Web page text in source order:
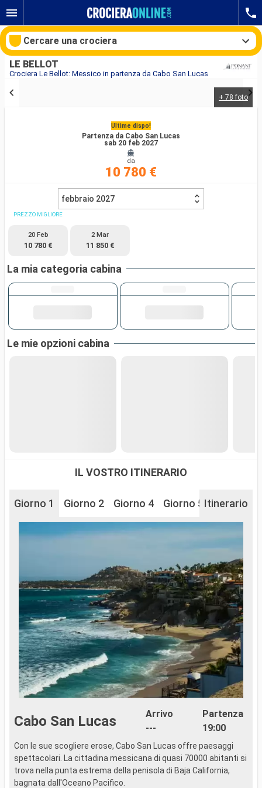
Crociera Le Bellot: Messico in partenza da Cabo San Lucas
LE BELLOT
+ 78 foto
Ultime dispo!
Partenza da Cabo San Lucas
sab 20 feb 2027
da
10 780 €
febbraio 2027
PREZZO MIGLIORE
20 Feb
10 780 €
2 Mar
11 850 €
La mia categoria cabina
Le mie opzioni cabina
IL VOSTRO ITINERARIO
Giorno 1 Giorno 2 Giorno 4 Giorno 5 Giorno 6
Itinerario
Cabo San Lucas
Arrivo
---
Partenza
19:00
Con le sue scogliere erose, Cabo San Lucas offre paesaggi
spettacolari. La cittadina messicana di quasi 70000 abitanti si
trova nella punta estrema della penisola di Baja California,
bagnata dall'Oceano Pacifico.
Cercare una crociera
Mesi di partenza
Ricerca